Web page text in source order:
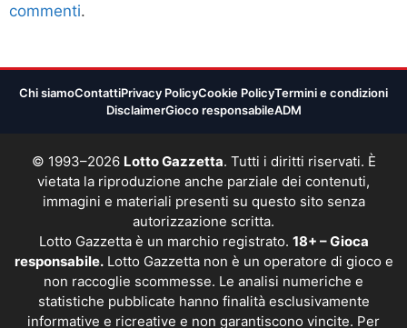
commenti.
Chi siamoContattiPrivacy PolicyCookie PolicyTermini e condizioni
DisclaimerGioco responsabileADM
© 1993–2026 Lotto Gazzetta. Tutti i diritti riservati. È
vietata la riproduzione anche parziale dei contenuti,
immagini e materiali presenti su questo sito senza
autorizzazione scritta.
Lotto Gazzetta è un marchio registrato. 18+ – Gioca
responsabile.Lotto Gazzetta non è un operatore di gioco e
non raccoglie scommesse. Le analisi numeriche e
statistiche pubblicate hanno finalità esclusivamente
informative e ricreative e non garantiscono vincite. Per